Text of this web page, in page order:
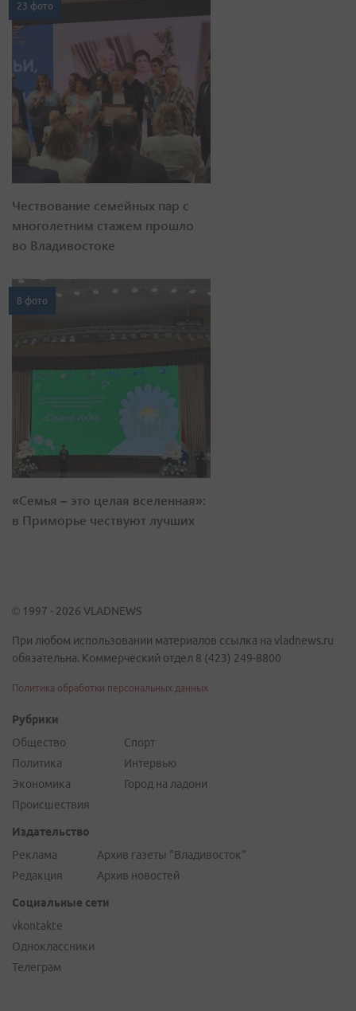
23 фото
Чествование семейных пар с
многолетним стажем прошло
во Владивостоке
8 фото
«Семья – это целая вселенная»:
в Приморье чествуют лучших
© 1997 - 2026 VLADNEWS
При любом использовании материалов ссылка на vladnews.ru
обязательна. Коммерческий отдел 8 (423) 249-8800
Политика обработки персональных данных
Рубрики
Общество
Политика
Экономика
Происшествия
Спорт
Интервью
Город на ладони
Издательство
Реклама
Редакция
Архив газеты "Владивосток"
Архив новостей
Социальные сети
vkontakte
Одноклассники
Телеграм